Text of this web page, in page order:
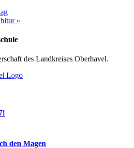
»
des Landkreises Oberhavel.
den Magen